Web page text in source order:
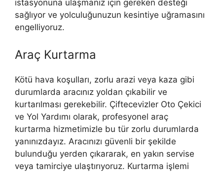
istasyonuna ulaşmanız için gereken desteği
sağlıyor ve yolculuğunuzun kesintiye uğramasını
engelliyoruz.
Araç Kurtarma
Kötü hava koşulları, zorlu arazi veya kaza gibi
durumlarda aracınız yoldan çıkabilir ve
kurtarılması gerekebilir. Çiftecevizler Oto Çekici
ve Yol Yardımı olarak, profesyonel araç
kurtarma hizmetimizle bu tür zorlu durumlarda
yanınızdayız. Aracınızı güvenli bir şekilde
bulunduğu yerden çıkararak, en yakın servise
veya tamirciye ulaştırıyoruz. Kurtarma işlemi